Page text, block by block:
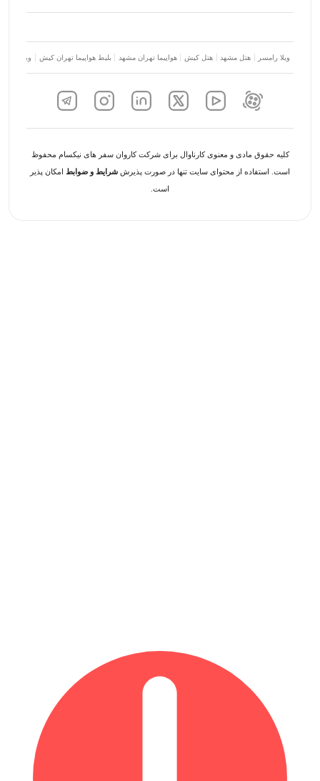
ویلا رامسر هتل مشهد هتل کیش هواپیما تهران مشهد بلیط هواپیما تهران کیش ویلا شمال
کلیه حقوق مادی و معنوی کارناوال برای شرکت کاروان سفر های نیکسام محفوظ
است. استفاده از محتوای سایت تنها در صورت پذیرش شرایط و ضوابط امکان پذیر
است.